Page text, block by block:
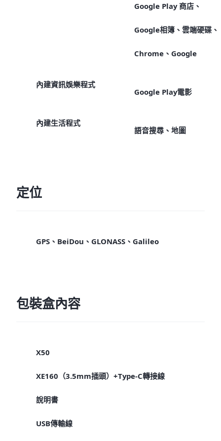
Google Play 商店、
Google相簿、雲端硬碟、
Chrome、Google
內建資訊娛樂程式
Google Play電影
內建生活程式
語音搜尋、地圖
定位
GPS、BeiDou、GLONASS、Galileo
包裝盒內容
X50
XE160（3.5mm插頭）+Type-C轉接線
說明書
USB傳輸線